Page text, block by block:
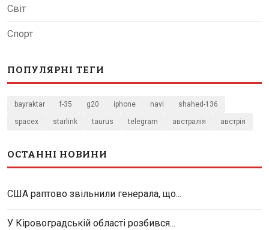
Світ
Спорт
ПОПУЛЯРНІ ТЕГИ
bayraktar f-35 g20 iphone navi shahed-136
spacex starlink taurus telegram австралія австрія
ОСТАННІ НОВИНИ
США раптово звільнили генерала, що...
У Кіровоградській області розбився...